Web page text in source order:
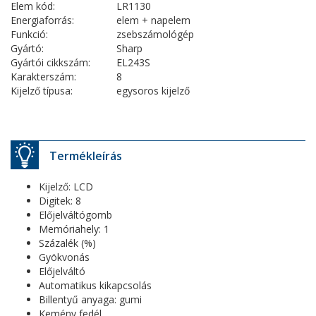
Elem kód:
LR1130
Energiaforrás:
elem + napelem
Funkció:
zsebszámológép
Gyártó:
Sharp
Gyártói cikkszám:
EL243S
Karakterszám:
8
Kijelző típusa:
egysoros kijelző
Termékleírás
Kijelző: LCD
Digitek: 8
Előjelváltógomb
Memóriahely: 1
Százalék (%)
Gyökvonás
Előjelváltó
Automatikus kikapcsolás
Billentyű anyaga: gumi